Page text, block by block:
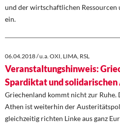
und der wirtschaftlichen
ein.
06.04.2018 / u.a. OXI, LIMA, RSL
Veranstaltungshinweis:
Spardiktat und
Griechenland kommt nicht zur Ruhe.
Athen ist weiterhin der
gleichzeitig richten Linke aus ganz